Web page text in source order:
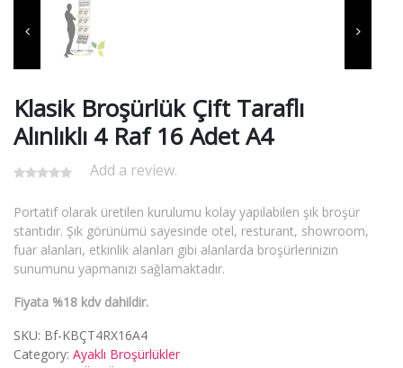
Klasik Broşürlük Çift Taraflı
Alınlıklı 4 Raf 16 Adet A4
Add a review.
Portatif olarak üretilen kurulumu kolay yapılabilen şık broşür
stantıdır. Şık görünümü sayesinde otel, resturant, showroom,
fuar alanları, etkinlik alanları gibi alanlarda broşürlerinizin
sunumunu yapmanızı sağlamaktadır.
Fiyata %18 kdv dahildir.
SKU: Bf-KBÇT4RX16A4
Category: Ayaklı Broşürlükler